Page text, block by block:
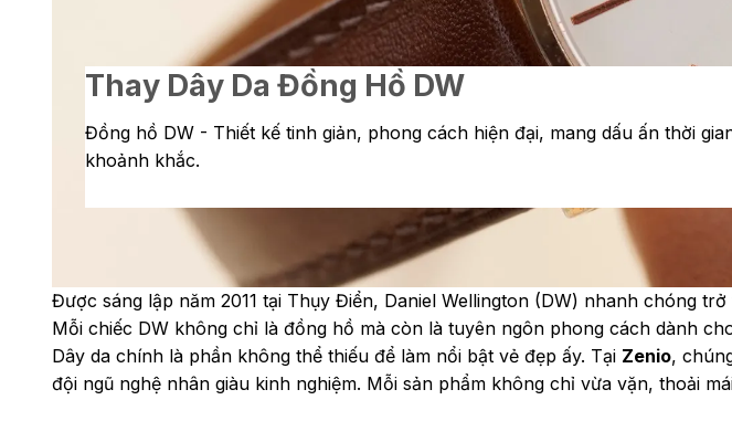
Thay Dây Da Đồng Hồ DW
Đồng hồ DW - Thiết kế tinh giản, phong cách hiện đại, mang dấu ấn thời
khoảnh khắc.
Được sáng lập năm 2011 tại Thụy Điển, Daniel Wellington (DW) nhanh chóng
Mỗi chiếc DW không chỉ là đồng hồ mà còn là tuyên ngôn phong cách dành
Dây da chính là phần không thể thiếu để làm nổi bật vẻ đẹp ấy. Tại Zenio,
đội ngũ nghệ nhân giàu kinh nghiệm. Mỗi sản phẩm không chỉ vừa vặn, thoải